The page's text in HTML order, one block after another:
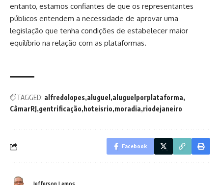
entanto, estamos confiantes de que os representantes
públicos entendem a necessidade de aprovar uma
legislação que tenha condições de estabelecer maior
equilíbrio na relação com as plataformas.
TAGGED: alfredolopes aluguel aluguelporplataforma
CâmarRJ gentrificação hoteisrio moradia riodejaneiro
Facebook